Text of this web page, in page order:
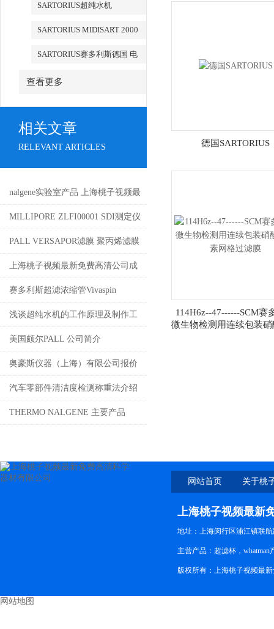
SARTORIUS超纯水机
SARTORIUS MIDISART 2000
SARTORIUS赛多利斯德国 电
查看更多
相关文章
RELEVANT ARTICLES
nalgene实验室产品 上海桃子视频最
新免费高清代理
MILLIPORE ZLFI00001 SDI测定仪
污染指数测定仪
PALL VERSAPOR滤膜 聚丙烯滤膜
介绍
上海桃子视频最新免费高清公司成
立以来使用本公司产品发表论文情
况汇总
赛多利斯超滤浓缩管Vivaspin
Turbo4荣耀上市
浅谈超纯水机的工作原理及制作工
艺
美国颇尔PALL 公司简介
奥豪斯仪器（上海）有限公司报价
单
汽车零部件清洁度检测称重法介绍
THERMO NALGENE 主要产品
德国SARTORIUS
114H6z--47------SCM赛
微生物检测用连续包装
网站首页 关于桃
新免
上海桃子视频最新
地址：上海闵行区浦江镇联
主营产品：超滤杯，whatman产
版权所有：上海桃子视频
网站地图